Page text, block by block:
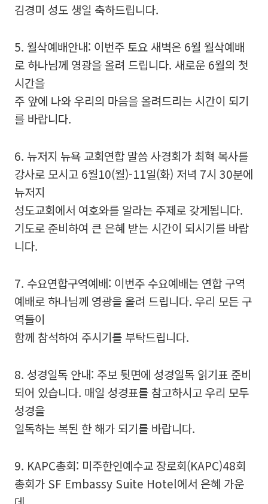
김경미 성도 생일 축하드립니다.
5. 월삭예배안내: 이번주 토요 새벽은 6월 월삭예배
로 하나님께 영광을 올려 드립니다. 새로운 6월의 첫
시간을
주 앞에 나와 우리의 마음을 올려드리는 시간이 되기
를 바랍니다.
6. 뉴저지 뉴욕 교회연합 말씀 사경회가 최혁 목사를
강사로 모시고 6월10(월)-11일(화) 저녁 7시 30분에
뉴저지
성도교회에서 여호와를 알라는 주제로 갖게됩니다.
기도로 준비하여 큰 은혜 받는 시간이 되시기를 바랍
니다.
7. 수요연합구역예배: 이번주 수요예배는 연합 구역
예배로 하나님께 영광을 올려 드립니다. 우리 모든 구
역들이
함께 참석하여 주시기를 부탁드립니다.
8. 성경일독 안내: 주보 뒷면에 성경일독 읽기표 준비
되어 있습니다. 매일 성경표를 참고하시고 우리 모두
성경을
일독하는 복된 한 해가 되기를 바랍니다.
9. KAPC총회: 미주한인예수교 장로회(KAPC)48회
총회가 SF Embassy Suite Hotel에서 은혜 가운